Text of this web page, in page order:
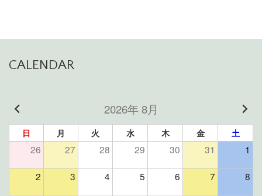
CALENDAR
2026年 8月
日 月 火 水 木 金 土
26 27 28 29 30 31 1
2 3 4 5 6 7 8